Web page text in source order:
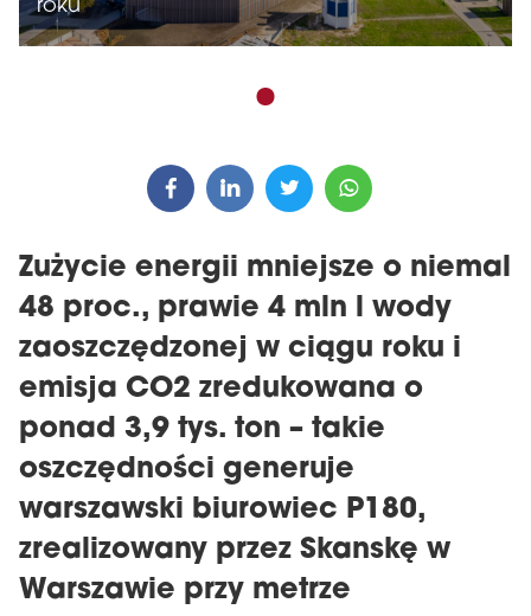
roku
Zużycie energii mniejsze o niemal
48 proc., prawie 4 mln l wody
zaoszczędzonej w ciągu roku i
emisja CO2 zredukowana o
ponad 3,9 tys. ton – takie
oszczędności generuje
warszawski biurowiec P180,
zrealizowany przez Skanskę w
Warszawie przy metrze